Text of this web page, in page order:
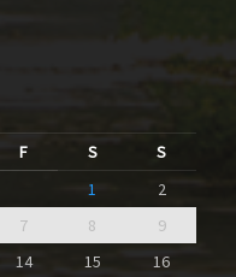
F S
S
1
2
7 8
9
14 15 16